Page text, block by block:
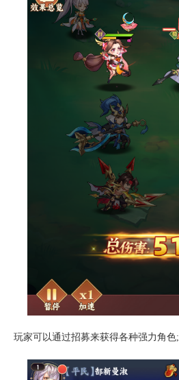
玩家可以通过招募来获得各种强力角色;